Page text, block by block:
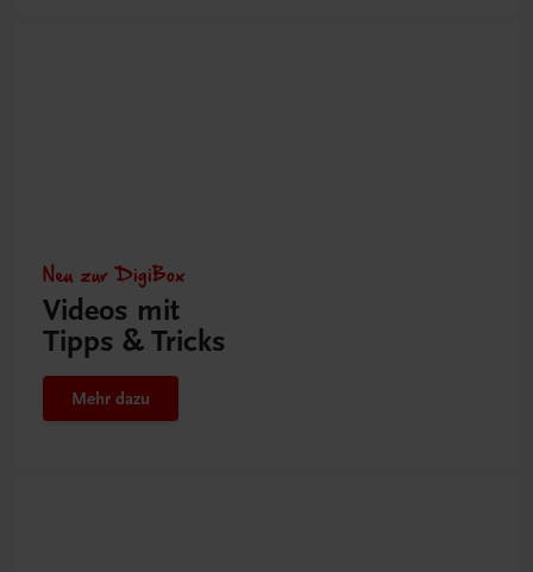
Neu zur DigiBox
Videos mit
Tipps & Tricks
Mehr dazu